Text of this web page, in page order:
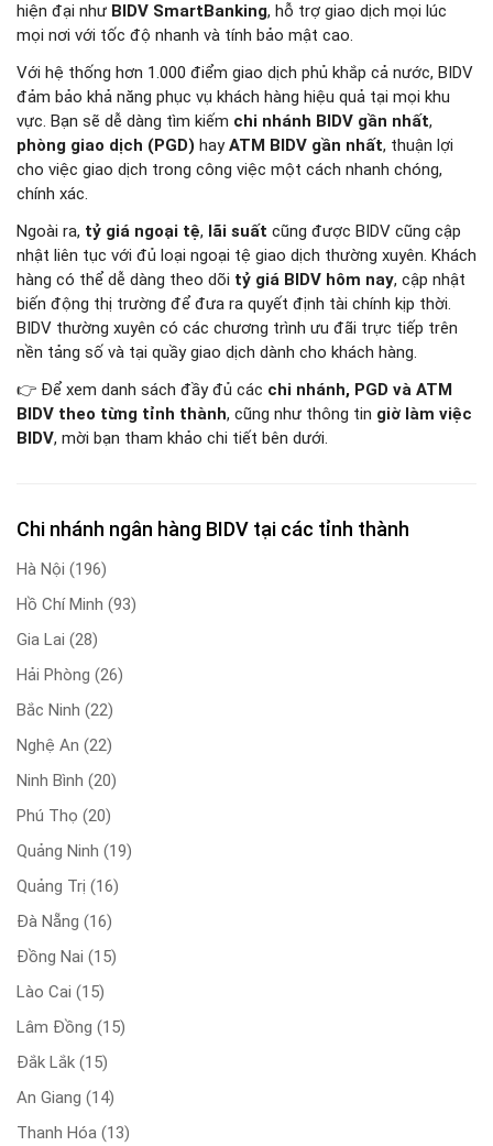
hiện đại như BIDV SmartBanking, hỗ trợ giao dịch mọi lúc
mọi nơi với tốc độ nhanh và tính bảo mật cao.
Với hệ thống hơn 1.000 điểm giao dịch phủ khắp cả nước, BIDV
đảm bảo khả năng phục vụ khách hàng hiệu quả tại mọi khu
vực. Bạn sẽ dễ dàng tìm kiếm chi nhánh BIDV gần nhất,
phòng giao dịch (PGD) hayATM BIDV gần nhất, thuận lợi
cho việc giao dịch trong công việc một cách nhanh chóng,
chính xác.
Ngoài ra, tỷ giá ngoại tệ, lãi suất cũng được BIDV cũng cập
nhật liên tục với đủ loại ngoại tệ giao dịch thường xuyên. Khách
hàng có thể dễ dàng theo dõi tỷ giá BIDV hôm nay, cập nhật
biến động thị trường để đưa ra quyết định tài chính kịp thời.
BIDV thường xuyên có các chương trình ưu đãi trực tiếp trên
nền tảng số và tại quầy giao dịch dành cho khách hàng.
👉 Để xem danh sách đầy đủ các chi nhánh, PGD và ATM
BIDV theo từng tỉnh thành, cũng như thông tin giờ làm việc
BIDV, mời bạn tham khảo chi tiết bên dưới.
Chi nhánh ngân hàng BIDV tại các tỉnh thành
Hà Nội (196)
Hồ Chí Minh (93)
Gia Lai (28)
Hải Phòng (26)
Bắc Ninh (22)
Nghệ An (22)
Ninh Bình (20)
Phú Thọ (20)
Quảng Ninh (19)
Quảng Trị (16)
Đà Nẵng (16)
Đồng Nai (15)
Lào Cai (15)
Lâm Đồng (15)
Đắk Lắk (15)
An Giang (14)
Thanh Hóa (13)